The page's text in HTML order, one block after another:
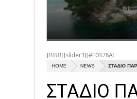
[ΒΒΒ][slider1][#E0378A]
HOME NEWS ΣΤΑΔΙΟ
ΣΤΑΔΙΟ